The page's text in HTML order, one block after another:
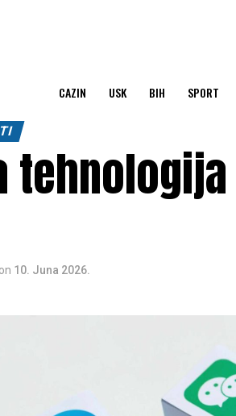
CAZIN USK BIH SPORT
on 10. Juna 2026.